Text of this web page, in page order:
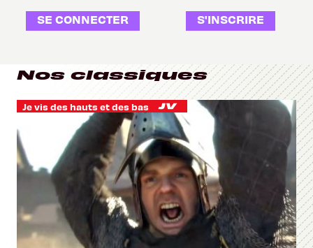
SE CONNECTER S'INSCRIRE
Nos classiques
Je vis des hauts et des bas